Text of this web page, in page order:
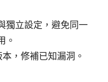
獨立設定，避免同一
。
，修補已知漏洞。